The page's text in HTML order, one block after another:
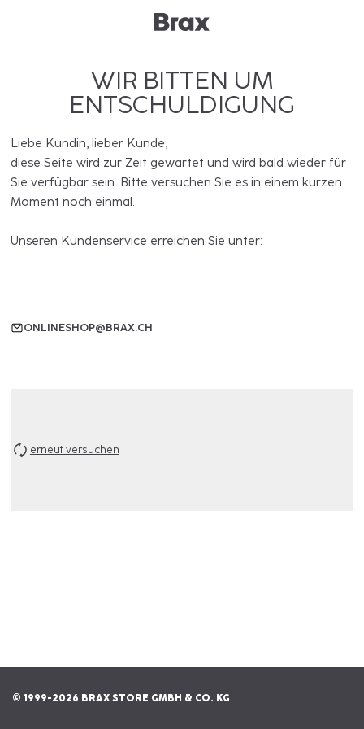
WIR BITTEN UM
ENTSCHULDIGUNG
Liebe Kundin, lieber Kunde,
diese Seite wird zur Zeit gewartet und wird bald wieder für
Sie verfügbar sein. Bitte versuchen Sie es in einem kurzen
Moment noch einmal.
Unseren Kundenservice erreichen Sie unter:
ONLINESHOP@BRAX.CH
erneut versuchen
© 1999-2026 BRAX STORE GMBH & CO. KG